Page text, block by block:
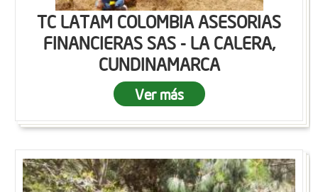
TC LATAM COLOMBIA ASESORIAS
FINANCIERAS SAS - LA CALERA,
CUNDINAMARCA
Ver más